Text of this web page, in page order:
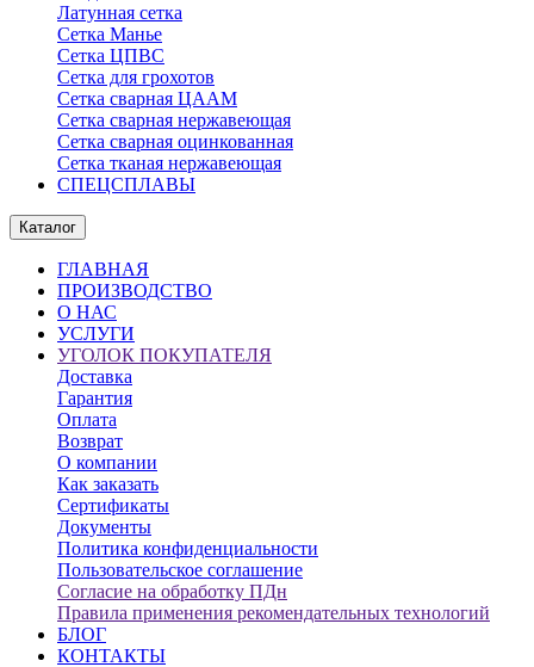
Латунная сетка
Сетка Манье
Сетка ЦПВС
Сетка для грохотов
Сетка сварная ЦААМ
Сетка сварная нержавеющая
Сетка сварная оцинкованная
Сетка тканая нержавеющая
СПЕЦСПЛАВЫ
Каталог
ГЛАВНАЯ
ПРОИЗВОДСТВО
О НАС
УСЛУГИ
УГОЛОК ПОКУПАТЕЛЯ
Доставка
Гарантия
Оплата
Возврат
О компании
Как заказать
Сертификаты
Документы
Политика конфиденциальности
Пользовательское соглашение
Согласие на обработку ПДн
Правила применения рекомендательных технологий
БЛОГ
КОНТАКТЫ